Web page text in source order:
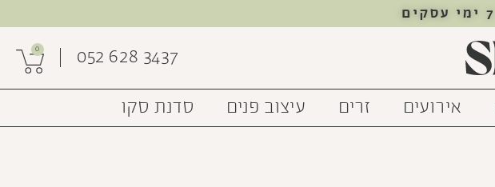
052 628 3437
0
אירועים זרים עיצוב פנים סדנת סקו